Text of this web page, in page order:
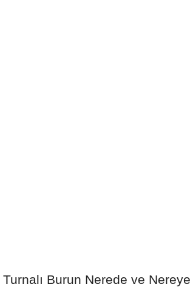
Turnalı Burun Nerede ve